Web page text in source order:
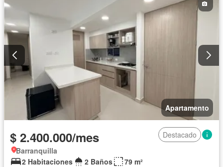
Apartamento
$ 2.400.000/mes
Destacado
Barranquilla
2 Habitaciones
2 Baños
79 m²